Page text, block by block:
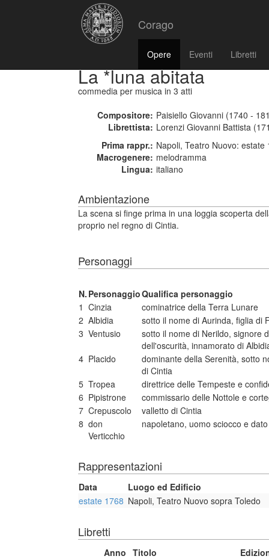
Corago
Opere Eventi Libretti
La *luna abitata
commedia per musica in 3 atti
Compositore: Paisiello Giovanni (1740 -
Librettista: Lorenzi Giovanni Battista
Prima rappr.: Napoli, Teatro Nuovo: estate
Macrogenere: melodramma
Lingua: italiano
Ambientazione
La scena si finge prima in una loggia scoperta
proprio nel regno di Cintia.
Personaggi
N. PersonaggioQualifica personaggio
1 Cinzia
cominatrice della Terra Lunare
2 Albidia
sotto il nome di Aurinda, figlia di
3 Ventusio
sotto il nome di Nerildo, signore
dell'oscurità, innamorato di
4 Placido
dominante della Serenità, sotto
di Cintia
5 Tropea
direttrice delle Tempeste e
6 Pipistrone
commissario delle Nottole e
7 Crepuscolo
valletto di Cintia
8 don
Verticchio
napoletano, uomo sciocco e
Rappresentazioni
Data
Luogo ed Edificio
estate 1768 Napoli, Teatro Nuovo sopra Toledo
Libretti
Anno Titolo